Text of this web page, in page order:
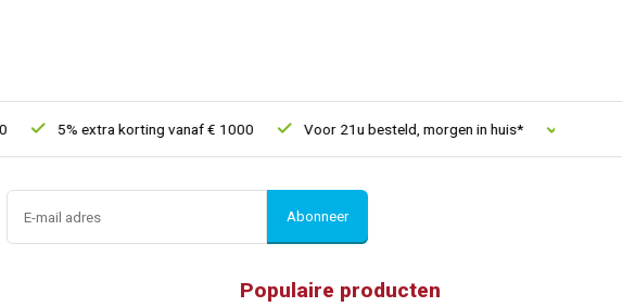
5% extra korting vanaf € 1000 Voor 21u besteld, morgen in huis* 30 dagen
Abonneer
Populaire producten